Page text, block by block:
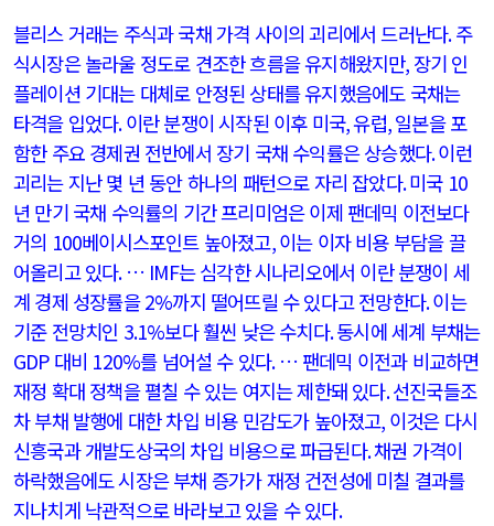
블리스 거래는 주식과 국채 가격 사이의 괴리에서 드러난다.주
식시장은 놀라울 정도로 견조한 흐름을 유지해왔지만, 장기 인
플레이션 기대는 대체로 안정된 상태를 유지했음에도 국채는
타격을 입었다.이란 분쟁이 시작된 이후 미국,유럽,일본을 포
함한 주요 경제권 전반에서 장기 국채 수익률은 상승했다.이런
괴리는 지난 몇 년 동안 하나의 패턴으로 자리 잡았다.미국 10
년 만기 국채 수익률의 기간 프리미엄은 이제 팬데믹 이전보다
거의 100베이시스포인트 높아졌고,이는 이자 비용 부담을 끌
어올리고 있다. … IMF는 심각한 시나리오에서 이란 분쟁이 세
계 경제 성장률을2%까지 떨어뜨릴 수 있다고 전망한다.이는
기준 전망치인 3.1%보다 훨씬 낮은 수치다.동시에 세계 부채는
GDP 대비 120%를 넘어설 수 있다. … 팬데믹 이전과 비교하면
재정 확대 정책을 펼칠 수 있는 여지는 제한돼 있다.선진국들조
차 부채 발행에 대한 차입 비용 민감도가 높아졌고, 이것은 다시
신흥국과 개발도상국의 차입 비용으로 파급된다.채권 가격이
하락했음에도 시장은 부채 증가가 재정 건전성에 미칠 결과를
지나치게 낙관적으로 바라보고 있을 수 있다.